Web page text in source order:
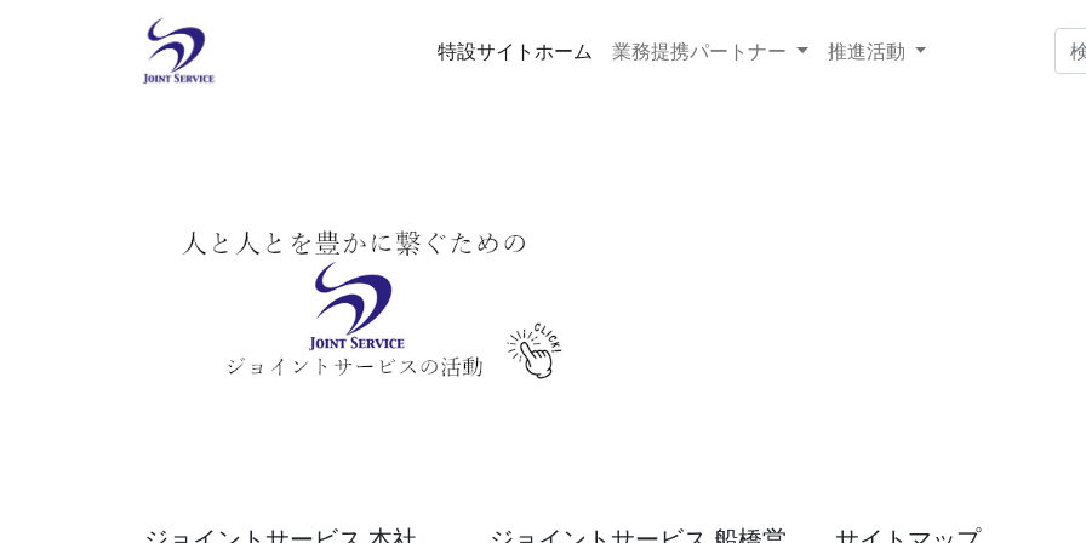
特設サイトホーム 業務提携パートナー 推進活動